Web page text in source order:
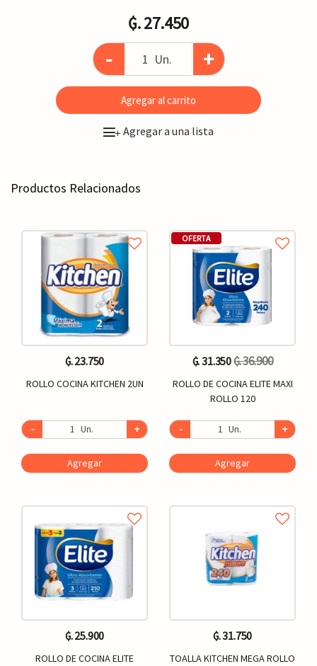
₲. 27.450
- Un. +
Agregar al carrito
+Agregar a una lista
Productos Relacionados
₲. 23.750
ROLLO COCINA KITCHEN 2UN
- Un. +
Agregar
₲. 25.900
ROLLO DE COCINA ELITE
OFERTA
₲. 31.350₲. 36.900
ROLLO DE COCINA ELITE MAXI
ROLLO 120
- Un. +
Agregar
₲. 31.750
TOALLA KITCHEN MEGA ROLLO